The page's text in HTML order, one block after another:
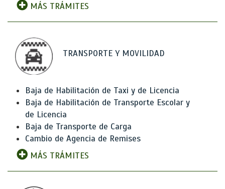
MÁS TRÁMITES
TRANSPORTE Y MOVILIDAD
Baja de Habilitación de Taxi y de Licencia
Baja de Habilitación de Transporte Escolar y
de Licencia
Baja de Transporte de Carga
Cambio de Agencia de Remises
MÁS TRÁMITES